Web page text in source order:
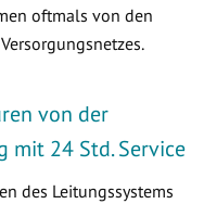
oftmals von den
von der
mit 24 Std. Service
des Leitungssystems